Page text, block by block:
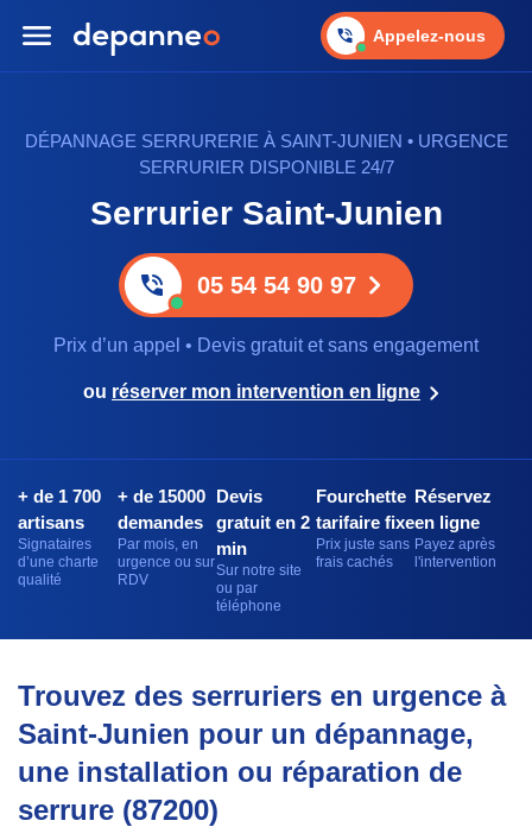
Appelez-nous
DÉPANNAGE SERRURERIE À SAINT-JUNIEN • URGENCE
SERRURIER DISPONIBLE 24/7
Serrurier Saint-Junien
05 54 54 90 97
Prix d’un appel • Devis gratuit et sans engagement
ou réserver mon intervention en ligne
+ de 1 700
artisans
Signataires
d’une charte
qualité
+ de 15000
demandes
Par mois, en
urgence ou sur
RDV
Devis
gratuit en 2
min
Sur notre site
ou par
téléphone
Fourchette
tarifaire fixe
Prix juste sans
frais cachés
Réservez
en ligne
Payez après
l'intervention
Trouvez des serruriers en urgence à
Saint-Junien pour un dépannage,
une installation ou réparation de
serrure (87200)